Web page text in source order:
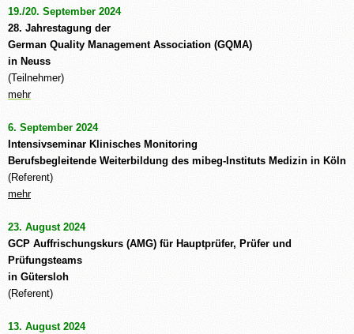
19./20. September 2024
28. Jahrestagung der
German Quality Management Association (GQMA)
in Neuss
(Teilnehmer)
mehr
6. September 2024
Intensivseminar Klinisches Monitoring
Berufsbegleitende Weiterbildung des mibeg-Instituts Medizin in Köln
(Referent)
mehr
23. August 2024
GCP Auffrischungskurs (AMG) für Hauptprüfer, Prüfer und
Prüfungsteams
in Gütersloh
(Referent)
13. August 2024